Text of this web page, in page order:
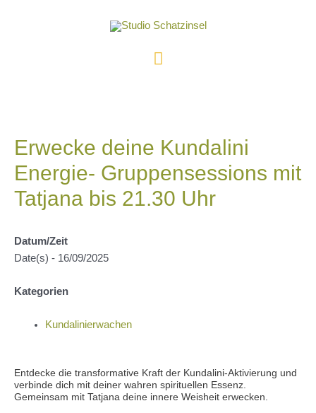
Hauptmenü
Erwecke deine Kundalini
Energie- Gruppensessions mit
Tatjana bis 21.30 Uhr
Datum/Zeit
Date(s) - 16/09/2025
Kategorien
Kundalinierwachen
Entdecke die transformative Kraft der Kundalini-Aktivierung und
verbinde dich mit deiner wahren spirituellen Essenz.
Gemeinsam mit Tatjana deine innere Weisheit erwecken.